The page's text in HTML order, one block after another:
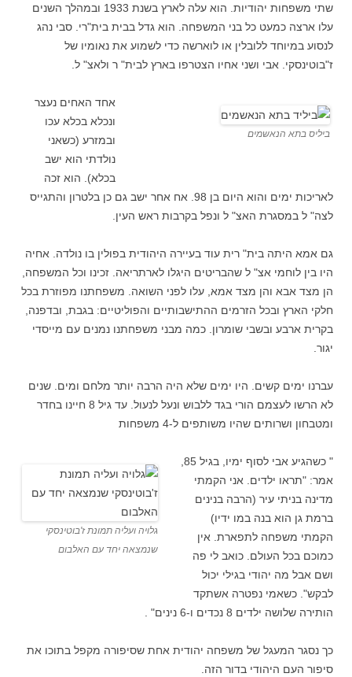
שתי משפחות יהודיות. הוא עלה לארץ בשנת 1933 ובמהלך השנים
עלו ארצה כמעט כל בני המשפחה. הוא גדל בבית בית"רי. סבי נהג
לנסוע במיוחד ללובלין או לוארשה כדי לשמוע את נאומיו של
ז"בוטינסקי. אבי ושני אחיו הצטרפו בארץ לבית" ר ולאצ" ל.
ביליס בתא הנאשמים
אחד האחים נעצר
ונכלא בכלא עכו
ובמזרע (כשאני
נולדתי הוא ישב
בכלא). הוא זכה
לאריכות ימים והוא היום בן 98. אח אחר ישב גם כן בלטרון והתגייס
לצה" ל במסגרת האצ" ל ונפל בקרבות ראש העין.
גם אמא היתה בית" רית עוד בעיירה היהודית בפולין בו נולדה. אחיה
היו בין לוחמי אצ" ל שהבריטים היגלו לארתריאה. זכינו וכל המשפחה,
הן מצד אבא והן מצד אמא, עלו לפני השואה. משפחתנו מפוזרת בכל
חלקי הארץ ובכל הזרמים ההתישבותיים והפוליטיים: בגבת, ובדפנה,
בקרית ארבע ובשבי שומרון. כמה מבני משפחתנו נמנים עם מייסדי
יגור.
עברנו ימים קשים. היו ימים שלא היה הרבה יותר מלחם ומים. שנים
לא הרשו לעצמם הורי בגד ללבוש ונעל לנעול. עד גיל 8 חיינו בחדר
ומטבחון ושרותים שהיו משותפים ל-4 משפחות
גלויה ועליה תמונת ז'בוטינסקי
שנמצאה יחד עם האלבום
" כשהגיע אבי לסוף ימיו, בגיל 85,
אמר: "תראו ילדים. אני הקמתי
מדינה בניתי עיר (הרבה בנינים
ברמת גן הוא בנה במו ידיו)
הקמתי משפחה לתפארת. אין
כמוכם בכל העולם. כואב לי פה
ושם אבל מה יהודי בגילי יכול
לבקש". כשאמי נפטרה אשתקד
הותירה שלושה ילדים 8 נכדים ו-6 נינים" .
כך נסגר המעגל של משפחה יהודית אחת שסיפורה מקפל בתוכו את
סיפור העם היהודי בדור הזה.